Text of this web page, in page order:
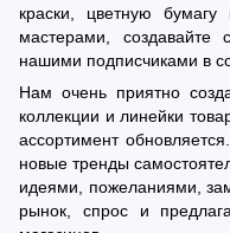
краски, цветную
мастерами,
нашими подписчиками в
Нам очень приятно
коллекции и линейки
ассортимент
новые тренды
идеями, пожеланиями,
рынок, спрос и